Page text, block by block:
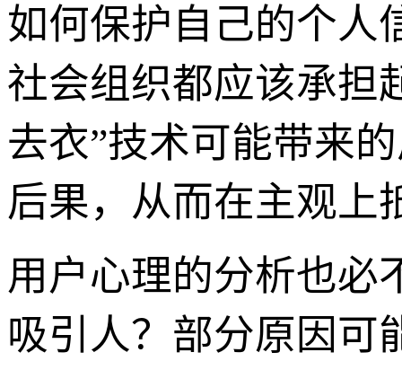
如何保护自己的个人
社会组织都应该承担
去衣”技术可能带来
后果，从而在主观上
用户心理的分析也必
吸引人？部分原因可